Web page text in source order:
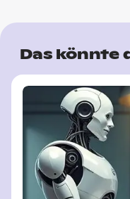
Das könnte